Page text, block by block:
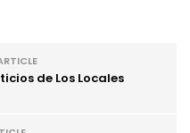
de Los Locales